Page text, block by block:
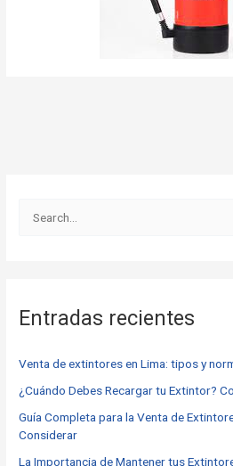
a
p
o
r
:
Entradas recientes
Venta de extintores en Lima: tipos y
¿Cuándo Debes Recargar tu Extintor?
Guía Completa para la Venta de
Considerar
La Importancia de Mantener tus